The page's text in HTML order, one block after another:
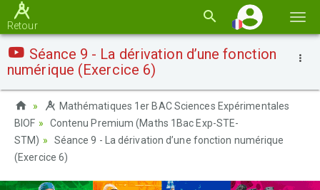
la
Retour
Séance 9 - La dérivation d’une fonction
numérique (Exercice 6)
Mathématiques 1er BAC Sciences Expérimentales
BIOF
Contenu Premium (Maths 1Bac Exp-STE-
STM)
Séance 9 - La dérivation d’une fonction numérique
(Exercice 6)